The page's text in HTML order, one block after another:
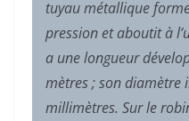
tuyau métallique
pression et aboutit à
a une longueur
mètres ; son diamètre
millimètres. Sur le